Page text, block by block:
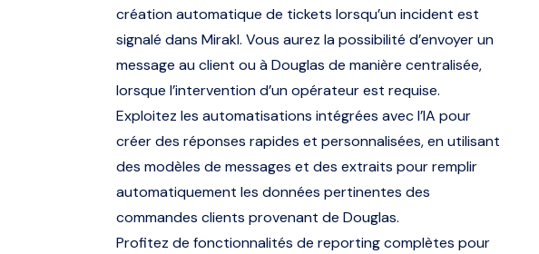
création automatique de tickets lorsqu’un incident est
signalé dans Mirakl. Vous aurez la possibilité d’envoyer un
message au client ou à Douglas de manière centralisée,
lorsque l’intervention d’un opérateur est requise.
Exploitez les automatisations intégrées avec l’IA pour
créer des réponses rapides et personnalisées, en utilisant
des modèles de messages et des extraits pour remplir
automatiquement les données pertinentes des
commandes clients provenant de Douglas.
Profitez de fonctionnalités de reporting complètes pour